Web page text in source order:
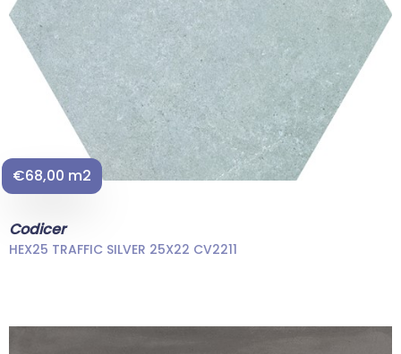
€68,00 m2
Codicer
HEX25 TRAFFIC SILVER 25X22 CV2211